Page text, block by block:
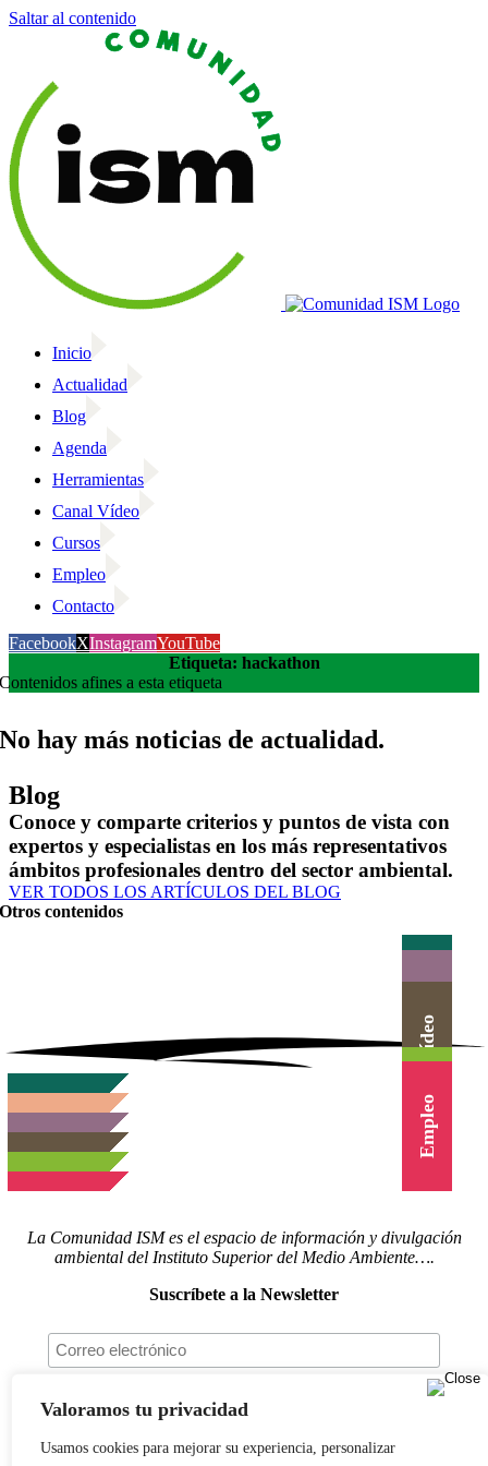
Valoramos tu privacidad
Usamos cookies para mejorar su experiencia, personalizar
Saltar al contenido
Inicio
Actualidad
Blog
Agenda
Herramientas
Canal Vídeo
Cursos
Empleo
Contacto
FacebookXInstagramYouTube
Etiqueta: hackathon
Contenidos afines a esta etiqueta
No hay más noticias de actualidad.
Blog
Conoce y comparte criterios y puntos de vista con
expertos y especialistas en los más representativos
ámbitos profesionales dentro del sector ambiental.
VER TODOS LOS ARTÍCULOS DEL BLOG
Otros contenidos
Actualidad
Agenda
Herramientas
Canal Vídeo
Cursos
Empleo
La Comunidad ISM es el espacio de información y divulgación
ambiental del Instituto Superior del Medio Ambiente….
Suscríbete a la Newsletter